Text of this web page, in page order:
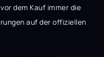
dem Kauf immer die
auf der offiziellen